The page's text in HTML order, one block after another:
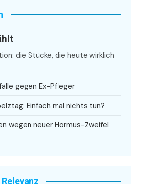
die Stücke, die heute wirklich
gegen Ex-Pfleger
Einfach mal nichts tun?
wegen neuer Hormus-Zweifel